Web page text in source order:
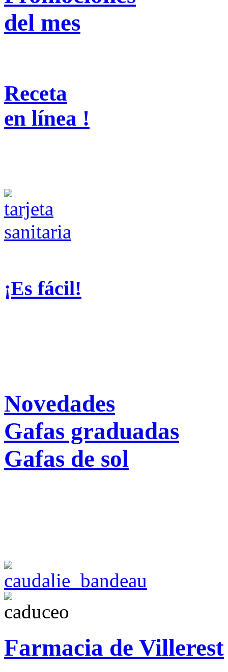
del mes
Receta
en línea !
¡Es fácil!
Novedades
Gafas graduadas
Gafas de sol
Farmacia de Villerest